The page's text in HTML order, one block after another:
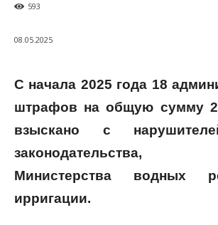
593
08.05.2025
С начала 2025 года 18
штрафов на общую сумму
взыскано с
законодательства,
Министерства водных
ирригации.